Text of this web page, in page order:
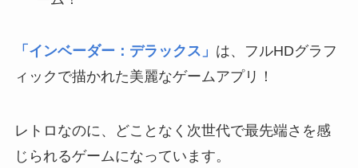
「インベーダー：デラックス」 は、フルHDグラフ
ィックで描かれた美麗なゲームアプリ！
レトロなのに、どことなく次世代で最先端さを感
じられるゲームになっています。